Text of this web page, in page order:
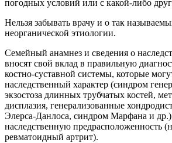
погодных условий или с какой-либо
Нельзя забывать врачу и о так
неорганической этиологии.
Семейный анамнез и сведения о
вносят свой вклад в правильную
костно-суставной системы, которые
наследственный характер (синдром
экзостоза длинных трубчатых костей,
дисплазия, генерализованные
Элерса-Данлоса, синдром Марфана и
наследственную предрасположенность
ревматоидный артрит).